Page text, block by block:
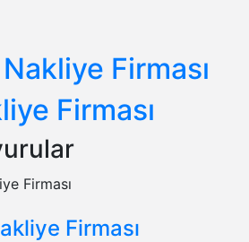
Firması
Firması
Firması